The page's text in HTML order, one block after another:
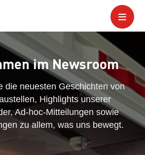
im Newsroom
die neuesten Geschichten von
Highlights unserer
Ad-hoc-Mitteilungen sowie
zu allem, was uns bewegt.